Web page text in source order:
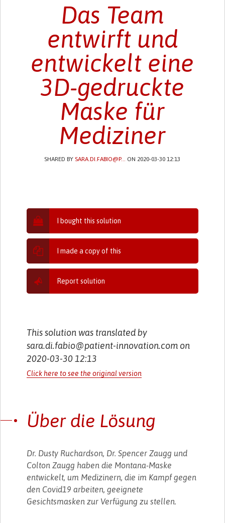
Das Team
entwirft und
entwickelt eine
3D-gedruckte
Maske für
Mediziner
SHARED BY SARA.DI.FABIO@P... ON 2020-03-30 12:13
I bought this solution
I made a copy of this
Report solution
This solution was translated by
sara.di.fabio@patient-innovation.com on
2020-03-30 12:13
Click here to see the original version
Über die Lösung
Dr. Dusty Ruchardson, Dr. Spencer Zaugg und
Colton Zaugg haben die Montana-Maske
entwickelt, um Medizinern, die im Kampf gegen
den Covid19 arbeiten, geeignete
Gesichtsmasken zur Verfügung zu stellen.